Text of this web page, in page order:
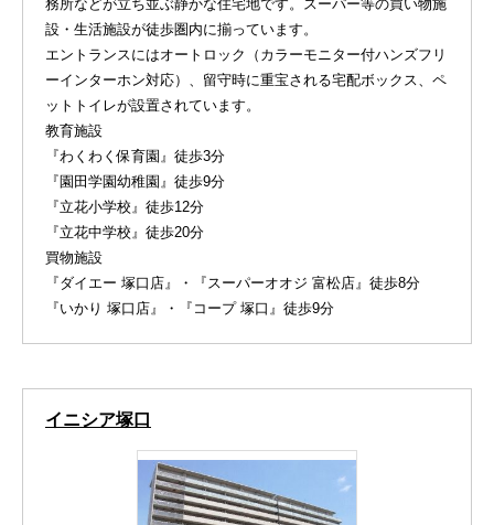
務所などが立ち並ぶ静かな住宅地です。スーパー等の買い物施
設・生活施設が徒歩圏内に揃っています。
エントランスにはオートロック（カラーモニター付ハンズフリ
ーインターホン対応）、留守時に重宝される宅配ボックス、ペ
ットトイレが設置されています。
教育施設
『わくわく保育園』徒歩3分
『園田学園幼稚園』徒歩9分
『立花小学校』徒歩12分
『立花中学校』徒歩20分
買物施設
『ダイエー 塚口店』・『スーパーオオジ 富松店』徒歩8分
『いかり 塚口店』・『コープ 塚口』徒歩9分
イニシア塚口